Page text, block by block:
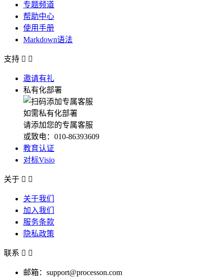
专题频道
帮助中心
使用手册
Markdown语法
支持  
邀请有礼
私有化部署
如需私有化部署
请添加您的专属客服
或致电：010-86393609
教育认证
对标Visio
关于  
关于我们
加入我们
服务条款
隐私政策
联系  
邮箱：support@processon.com